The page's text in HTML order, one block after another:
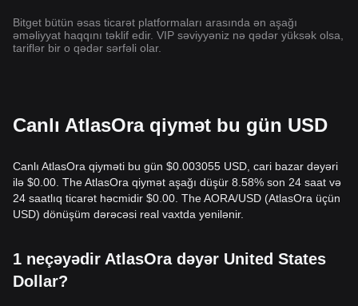
Bitget bütün əsas ticarət platformaları arasında ən aşağı
əməliyyat haqqını təklif edir. VIP səviyyəniz nə qədər yüksək olsa,
tariflər bir o qədər sərfəli olar.
Canlı AtlasOra qiymət bu gün USD
Canlı AtlasOra qiyməti bu gün $0.003055 USD, cari bazar dəyəri
ilə $0.00. The AtlasOra qiymət aşağı düşür 8.58% son 24 saat və
24 saatlıq ticarət həcmidir $0.00. The AORA/USD (AtlasOra üçün
USD) dönüşüm dərəcəsi real vaxtda yenilənir.
1 neçəyədir AtlasOra dəyər United States
Dollar?